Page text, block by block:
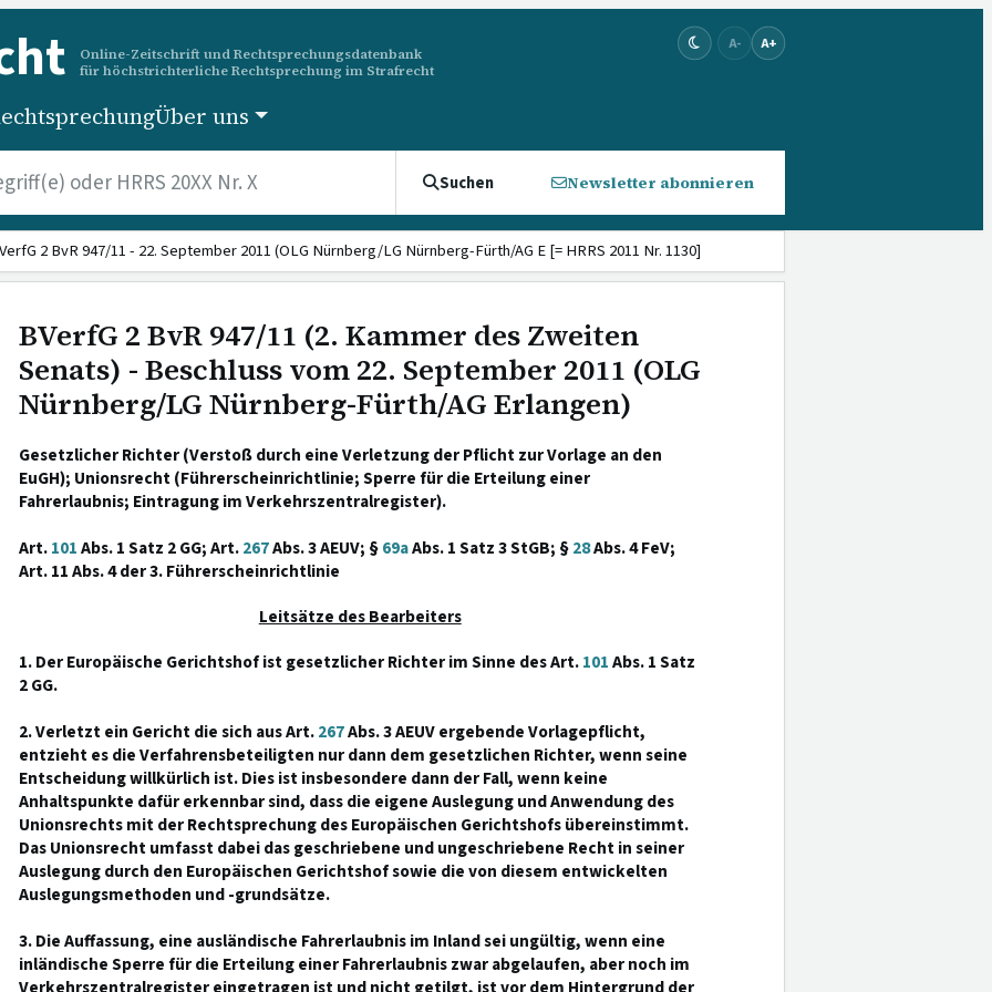
Online-Zeitschrift und Rechtsprechungsdatenbank
für höchstrichterliche Rechtsprechung im Strafrecht
A- A+
Über uns
Suchen Newsletter abonnieren
2 BvR 947/11 - 22. September 2011 (OLG Nürnberg/LG Nürnberg-Fürth/AG E [= HRRS 2011 Nr. 1130]
BVerfG 2 BvR 947/11 (2. Kammer des Zweiten
Senats) - Beschluss vom 22. September 2011 (OLG
Nürnberg/LG Nürnberg-Fürth/AG Erlangen)
Gesetzlicher Richter (Verstoß durch eine Verletzung der Pflicht zur Vorlage an den
EuGH); Unionsrecht (Führerscheinrichtlinie; Sperre für die Erteilung einer
Fahrerlaubnis; Eintragung im Verkehrszentralregister).
Art.101Abs. 1 Satz 2 GG; Art.267Abs. 3 AEUV; §69aAbs. 1 Satz 3 StGB; §28Abs. 4 FeV;
Art. 11 Abs. 4 der 3. Führerscheinrichtlinie
Leitsätze des Bearbeiters
1. Der Europäische Gerichtshof ist gesetzlicher Richter im Sinne des Art.101Abs. 1 Satz
2 GG.
2. Verletzt ein Gericht die sich aus Art.267Abs. 3 AEUV ergebende Vorlagepflicht,
entzieht es die Verfahrensbeteiligten nur dann dem gesetzlichen Richter, wenn seine
Entscheidung willkürlich ist. Dies ist insbesondere dann der Fall, wenn keine
Anhaltspunkte dafür erkennbar sind, dass die eigene Auslegung und Anwendung des
Unionsrechts mit der Rechtsprechung des Europäischen Gerichtshofs übereinstimmt.
Das Unionsrecht umfasst dabei das geschriebene und ungeschriebene Recht in seiner
Auslegung durch den Europäischen Gerichtshof sowie die von diesem entwickelten
Auslegungsmethoden und -grundsätze.
3. Die Auffassung, eine ausländische Fahrerlaubnis im Inland sei ungültig, wenn eine
inländische Sperre für die Erteilung einer Fahrerlaubnis zwar abgelaufen, aber noch im